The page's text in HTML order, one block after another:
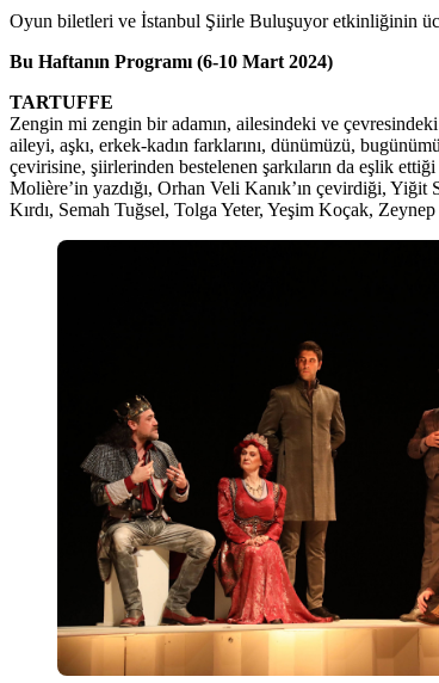
Oyun biletleri ve İstanbul Şiirle Buluşuyor etkinliğinin
Bu Haftanın Programı (6-10 Mart 2024)
TARTUFFE
Zengin mi zengin bir adamın, ailesindeki ve
aileyi, aşkı, erkek-kadın farklarını, dünümüzü,
çevirisine, şiirlerinden bestelenen şarkıların da eşlik
Molière’in yazdığı, Orhan Veli Kanık’ın çevirdiği,
Kırdı, Semah Tuğsel, Tolga Yeter, Yeşim Koçak,